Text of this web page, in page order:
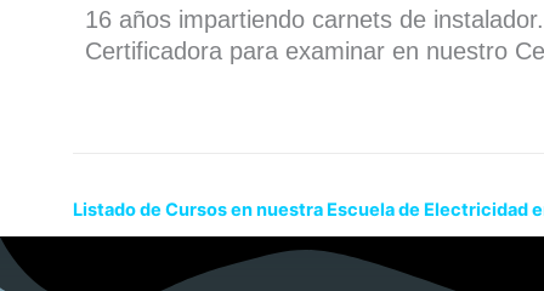
16 años impartiendo carnets de
Certificadora para examinar en nuestro
Listado de Cursos en nuestra Escuela de Electricidad